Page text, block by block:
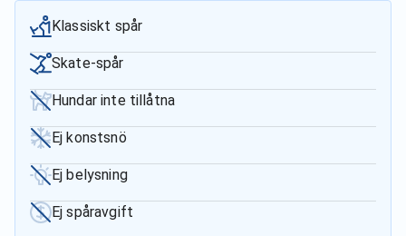
Klassiskt spår
Skate-spår
Hundar inte tillåtna
Ej konstsnö
Ej belysning
Ej spåravgift